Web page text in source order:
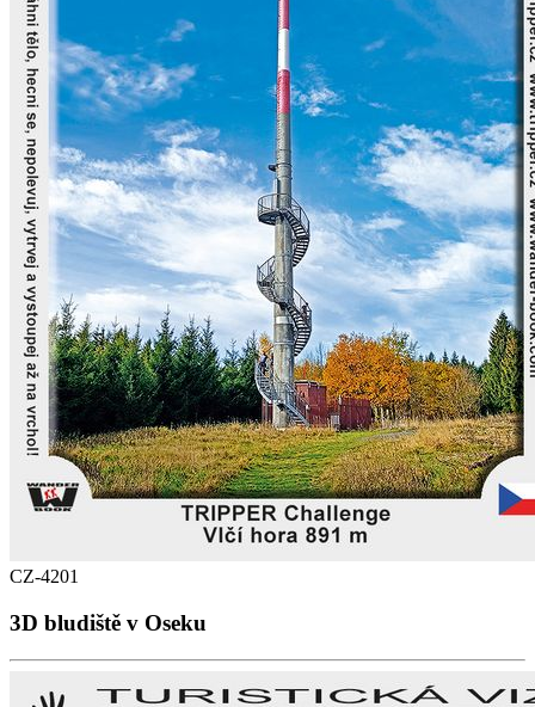
CZ-4201
3D bludiště v Oseku